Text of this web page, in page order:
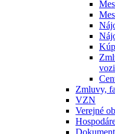
Zmluvy,
VZN
Verejné